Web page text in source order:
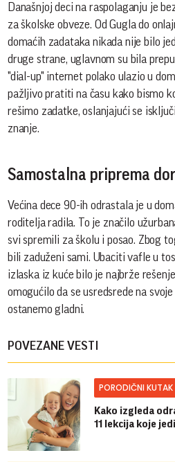
Današnjoj deci na raspolaganju je
za školske obveze. Od Gugla do
domaćih zadataka nikada nije bilo
druge strane, uglavnom su bila
"dial-up" internet polako ulazio u
pažljivo pratiti na času kako bismo
rešimo zadatke, oslanjajući se
znanje.
Samostalna priprema
Većina dece 90-ih odrastala je u
roditelja radila. To je značilo
svi spremili za školu i posao. Zbog
bili zaduženi sami. Ubaciti vafle u
izlaska iz kuće bilo je najbrže
omogućilo da se usredsrede na
ostanemo gladni.
POVEZANE VESTI
PORODIČNI KUTAK
Kako izgleda
11 lekcija koje